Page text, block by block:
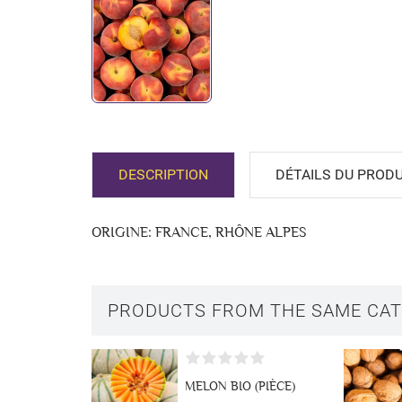
DESCRIPTION DÉTAILS DU
ORIGINE: FRANCE, RHÔNE ALPES
PRODUCTS FROM THE SAME
MELON BIO (PIÈCE)
Créer